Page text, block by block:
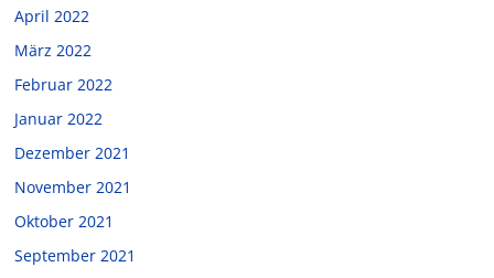
April 2022
März 2022
Februar 2022
Januar 2022
Dezember 2021
November 2021
Oktober 2021
September 2021